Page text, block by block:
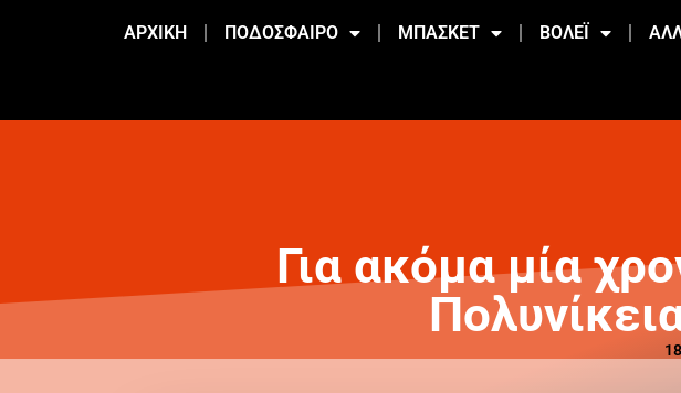
ΑΡΧΙΚΗ ΠΟΔΟΣΦΑΙΡΟ ΜΠΑΣΚΕΤ ΒΟΛΕΪ
Για ακόμα μία